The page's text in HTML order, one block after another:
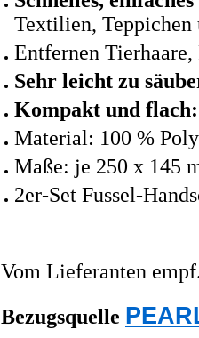
Textilien, Teppichen
Entfernen Tierhaare,
Sehr leicht zu
Kompakt und flach:
Material: 100 %
Maße: je 250 x 145
2er-Set Fussel-
Vom Lieferanten
Bezugsquelle